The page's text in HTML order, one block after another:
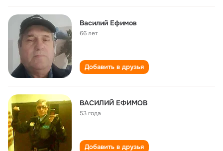
Василий Ефимов
66 лет
Добавить в друзья
ВАСИЛИЙ ЕФИМОВ
53 года
Добавить в друзья